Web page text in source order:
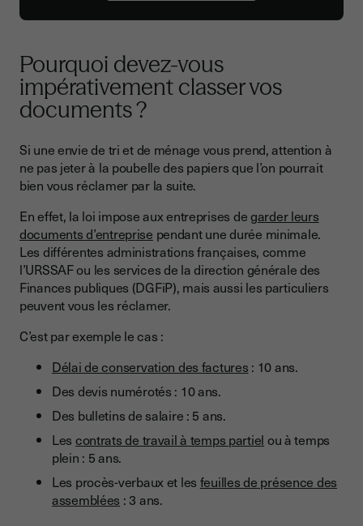
Pourquoi devez-vous
impérativement classer vos
documents ?
Si une envie de tri et de ménage vous prend, attention à
ne pas jeter à la poubelle des papiers que l’on pourrait
bien vous réclamer par la suite.
En effet, la loi impose aux entreprises degarder leurs
documents d’entreprise pendant une durée minimale.
Les différentes administrations françaises, comme
l’URSSAF ou les services de la direction générale des
Finances publiques (DGFiP), mais aussi les particuliers
peuvent vous les réclamer.
C’est par exemple le cas :
Délai de conservation des factures : 10 ans.
Des devis numérotés : 10 ans.
Des bulletins de salaire : 5 ans.
Les contrats de travail à temps partiel ou à temps
plein : 5 ans.
Les procès-verbaux et les feuilles de présence des
assemblées : 3 ans.